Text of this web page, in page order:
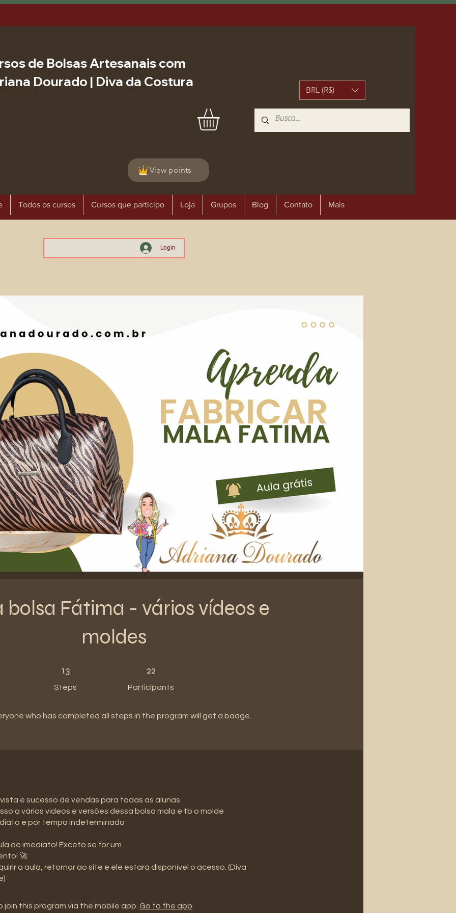
de Bolsas Artesanais com
Dourado | Diva da Costura
BRL (R$)
View points
Todos os cursos Cursos que participo Loja Grupos Blog Contato Mais
Login
bolsa Fátima - vários vídeos e
moldes
13
Steps
22
Participants
who has completed all steps in the program will get a badge.
e sucesso de vendas para todas as alunas
a vários vídeos e versões dessa bolsa mala e tb o molde
e por tempo indeterminado
de imediato! Exceto se for um
🚀
a aula, retornar ao site e ele estará disponível o acesso. (Diva
join this program via the mobile app. Go to the app